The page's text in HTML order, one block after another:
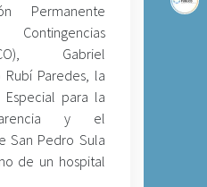
Permanente
Gabriel
Rubí Paredes, la
Especial para la
y el
San Pedro Sula
de un hospital